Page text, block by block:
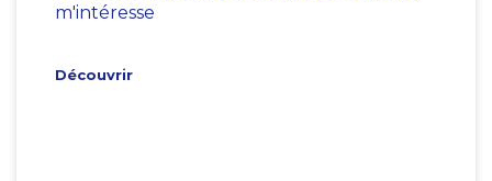
m'intéresse
Découvrir